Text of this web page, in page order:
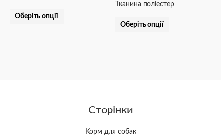
Оберіть опції
Тканина поліестер
Оберіть опції
Сторінки
Корм для собак